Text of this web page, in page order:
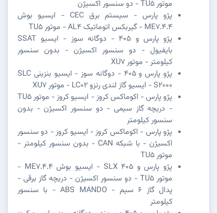
موتور TU5 - دو سنسور اکسیژن
پژو پارس - سیستم برق CEC - ایسیو بوش
ME7.4.4 - گیربکس اتوماتیک AL4 - موتور TU5
پژو پارس و 405 - دوگانه سوز - ایسیو SSAT
بایفیول - دو سنسور اکسیژن - بدون سنسور
کیلومتر - موتور XU7
پژو پارس و 405 - دوگانه سوز - ایسیو بنزینی SLC
S2000 - ایسیو گاز لندی رنزو LC02 - موتور XU7
پژو پارس - اکوماکس کروز - ایسیو کروز - موتور TU5
- دریچه گاز سیمی - دو سنسور اکسیژن - بدون
سنسور کیلومتر
پژو پارس - اکوماکس کروز - ایسیو کروز - دو سنسور
اکسیژن - با شبکه CAN - بدون سنسور کیلومتر -
موتور TU5
پژو پارس و SLX 405 - ایسیو بوش ME7.4.4 -
موتور TU5 - دو سنسور اکسیژن - دریچه گاز برقی -
پدال گاز 6 سیم - ABS MANDO - با سنسور
کیلومتر